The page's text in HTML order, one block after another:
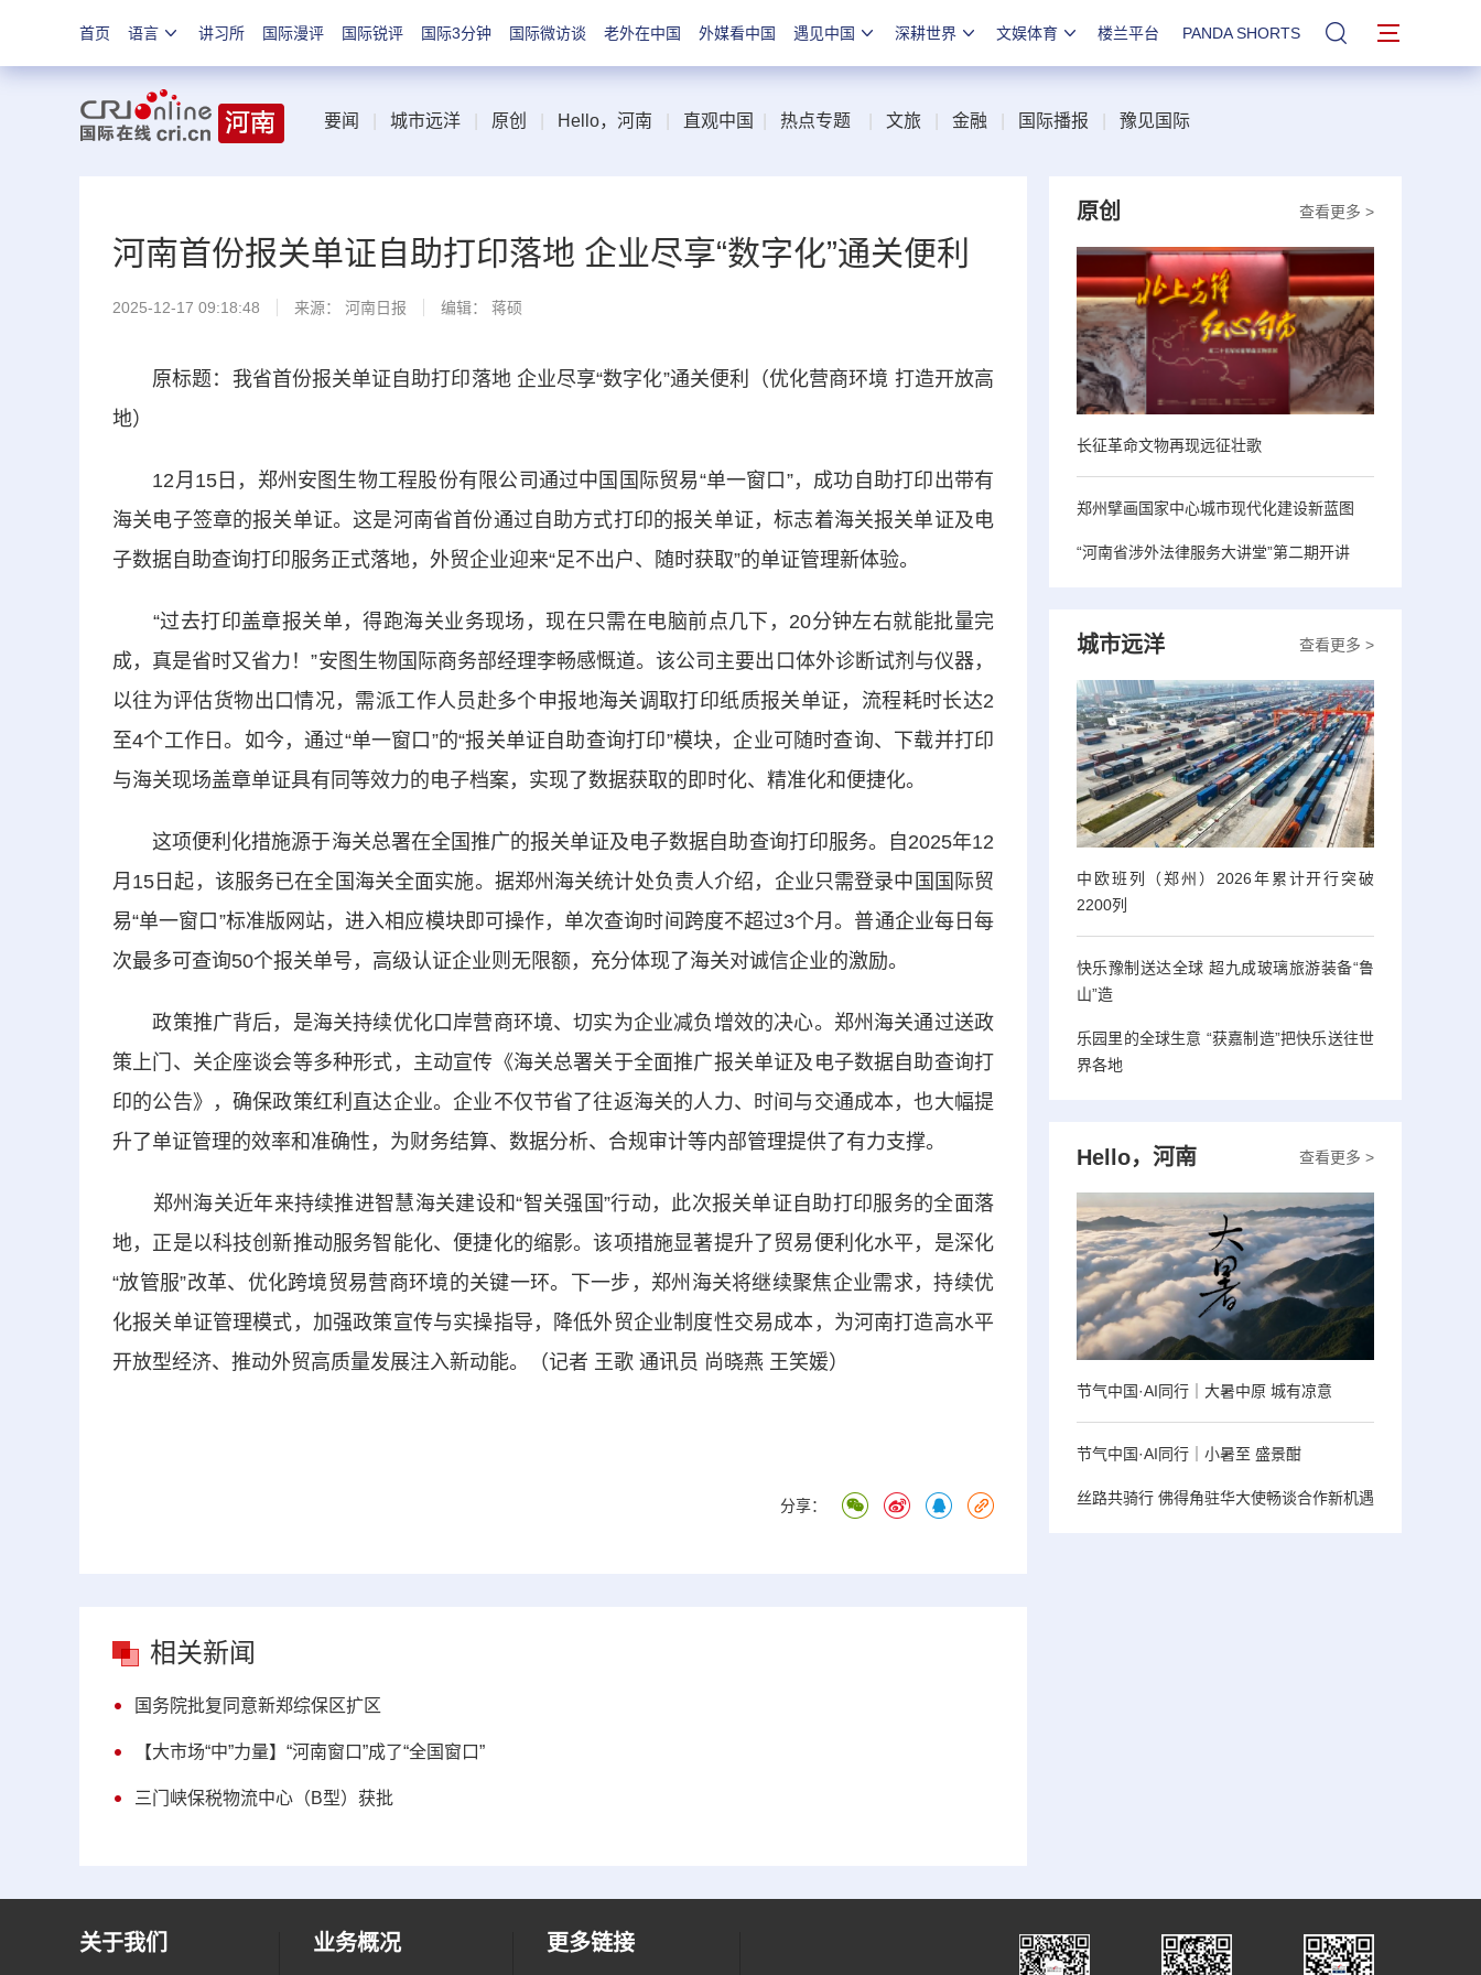
首页 语言 讲习所 国际漫评 国际锐评 国际3分钟 国际微访谈 老外在中国 外媒看中国 遇见中国 深耕世界 文娱体育 楼兰平台 PANDA SHORTS 站内搜索
要闻 城市远洋 原创 Hello，河南 直观中国 热点专题 文旅 金融 国际播报 豫见国际
河南首份报关单证自助打印落地 企业尽享“数字化”通关便利
2025-12-17 09:18:48 来源： 河南日报 编辑： 蒋硕
原标题：我省首份报关单证自助打印落地 企业尽享“数字化”通关便利（优化营商环境 打造开放高
地）
12月15日，郑州安图生物工程股份有限公司通过中国国际贸易“单一窗口”，成功自助打印出带有
海关电子签章的报关单证。这是河南省首份通过自助方式打印的报关单证，标志着海关报关单证及电
子数据自助查询打印服务正式落地，外贸企业迎来“足不出户、随时获取”的单证管理新体验。
“过去打印盖章报关单，得跑海关业务现场，现在只需在电脑前点几下，20分钟左右就能批量完
成，真是省时又省力！”安图生物国际商务部经理李畅感慨道。该公司主要出口体外诊断试剂与仪器，
以往为评估货物出口情况，需派工作人员赴多个申报地海关调取打印纸质报关单证，流程耗时长达2
至4个工作日。如今，通过“单一窗口”的“报关单证自助查询打印”模块，企业可随时查询、下载并打印
与海关现场盖章单证具有同等效力的电子档案，实现了数据获取的即时化、精准化和便捷化。
这项便利化措施源于海关总署在全国推广的报关单证及电子数据自助查询打印服务。自2025年12
月15日起，该服务已在全国海关全面实施。据郑州海关统计处负责人介绍，企业只需登录中国国际贸
易“单一窗口”标准版网站，进入相应模块即可操作，单次查询时间跨度不超过3个月。普通企业每日每
次最多可查询50个报关单号，高级认证企业则无限额，充分体现了海关对诚信企业的激励。
政策推广背后，是海关持续优化口岸营商环境、切实为企业减负增效的决心。郑州海关通过送政
策上门、关企座谈会等多种形式，主动宣传《海关总署关于全面推广报关单证及电子数据自助查询打
印的公告》，确保政策红利直达企业。企业不仅节省了往返海关的人力、时间与交通成本，也大幅提
升了单证管理的效率和准确性，为财务结算、数据分析、合规审计等内部管理提供了有力支撑。
郑州海关近年来持续推进智慧海关建设和“智关强国”行动，此次报关单证自助打印服务的全面落
地，正是以科技创新推动服务智能化、便捷化的缩影。该项措施显著提升了贸易便利化水平，是深化
“放管服”改革、优化跨境贸易营商环境的关键一环。下一步，郑州海关将继续聚焦企业需求，持续优
化报关单证管理模式，加强政策宣传与实操指导，降低外贸企业制度性交易成本，为河南打造高水平
开放型经济、推动外贸高质量发展注入新动能。（记者 王歌 通讯员 尚晓燕 王笑媛）
分享：
相关新闻
国务院批复同意新郑综保区扩区
【大市场“中”力量】“河南窗口”成了“全国窗口”
三门峡保税物流中心（B型）获批
查看更多 >
原创
长征革命文物再现远征壮歌
郑州擘画国家中心城市现代化建设新蓝图
“河南省涉外法律服务大讲堂”第二期开讲
查看更多 >
城市远洋
中欧班列（郑州）2026年累计开行突破
2200列
快乐豫制送达全球 超九成玻璃旅游装备“鲁
山”造
乐园里的全球生意 “获嘉制造”把快乐送往世
界各地
查看更多 >
Hello，河南
节气中国·AI同行｜大暑中原 城有凉意
节气中国·AI同行｜小暑至 盛景酣
丝路共骑行 佛得角驻华大使畅谈合作新机遇
关于我们 业务概况 更多链接